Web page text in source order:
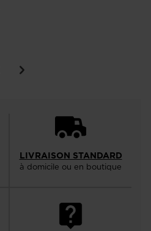
LIVRAISON STANDARD
à domicile ou en boutique